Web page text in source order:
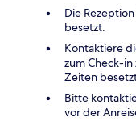
Die
besetzt.
Kontaktiere
zum Check-
Zeiten
Bitte
vor der